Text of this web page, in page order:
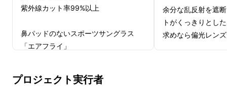
紫外線カット率99%以上
鼻パッドのないスポーツサングラス
「エアフライ」
ら
余分な乱反射を遮
トがくっきりとし
求めなら偏光レン
プロジェクト実行者